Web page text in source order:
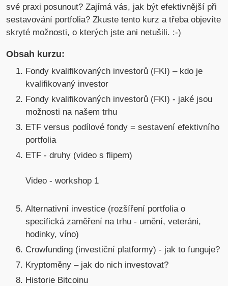
své praxi posunout? Zajímá vás, jak být efektivnější při
sestavování portfolia? Zkuste tento kurz a třeba objevíte
skryté možnosti, o kterých jste ani netušili. :-)
Obsah kurzu:
Fondy kvalifikovaných investorů (FKI) – kdo je
kvalifikovaný investor
Fondy kvalifikovaných investorů (FKI) - jaké jsou
možnosti na našem trhu
ETF versus podílové fondy = sestavení efektivního
portfolia
ETF - druhy (video s flipem)
Video - workshop 1
Alternativní investice (rozšíření portfolia o
specifická zaměření na trhu - umění, veteráni,
hodinky, víno)
Crowfunding (investiční platformy) - jak to funguje?
Kryptoměny – jak do nich investovat?
Historie Bitcoinu